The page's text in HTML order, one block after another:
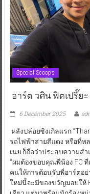
Special Scoops
อาร์ต วศิน ฟิตเปรี๊ยะ
6 December 2025
หลังปล่อยซิงเกิลแรก
รถไฟฟ้าสายสีแดง หรือที่
เนย ก็ถือว่าประสบความส
“ผมต้องขอบคุณพี่น้อง FC
คนให้การต้อนรับพี่อาร์ตอ
ใหม่นี้จะมีของขวัญมอบให้